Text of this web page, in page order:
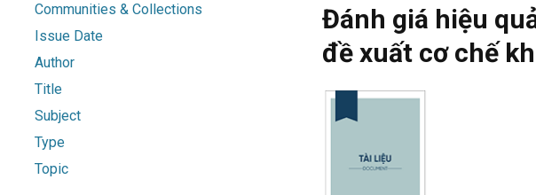
Communities & Collections
Issue Date
Author
Title
Subject
Type
Topic
Đánh giá hiệu
đề xuất cơ chế